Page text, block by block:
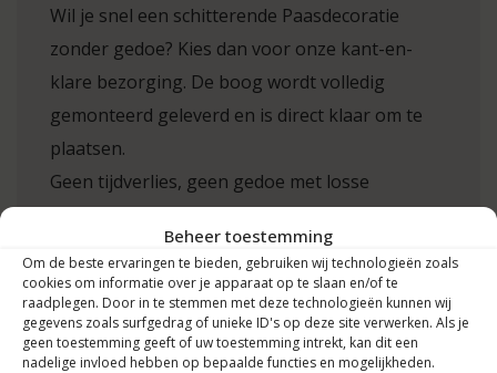
Beheer toestemming
Om de beste ervaringen te bieden, gebruiken wij technologieën zoals
cookies om informatie over je apparaat op te slaan en/of te
raadplegen. Door in te stemmen met deze technologieën kunnen wij
gegevens zoals surfgedrag of unieke ID's op deze site verwerken. Als je
geen toestemming geeft of uw toestemming intrekt, kan dit een
nadelige invloed hebben op bepaalde functies en mogelijkheden.
Wil je snel een schitterende Paasdecoratie
zonder gedoe? Kies dan voor onze kant-en-
klare bezorging. De boog wordt volledig
gemonteerd geleverd en is direct klaar om te
plaatsen.
Geen tijdverlies, geen gedoe met losse
ballonnen – gewoon uitpakken en jouw entree
is feestelijk aangekleed. Bezorging kan op
locatie of direct bij jouw bedrijf, zodat je
optimaal kunt profiteren van het Paasweekend.